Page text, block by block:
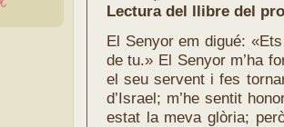
Lectura del llibre del
El Senyor em digué:
de tu.» El Senyor m’ha
el seu servent i fes
d’Israel; m’he sentit
estat la meva glòria;